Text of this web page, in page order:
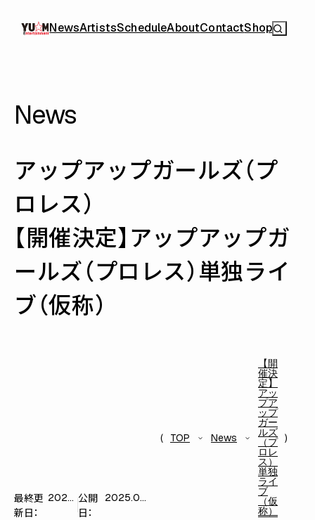
NewsArtistsScheduleAboutContactShop
News
アップアップガールズ（プ
ロレス）
【開催決定】アップアップガ
ールズ（プロレス）単独ライ
ブ（仮称）
最終更
新日：
2025.07.11 公開
日：
2025.06.30
TOP News
【開
催決
定】
アッ
プア
ップ
ガー
ルズ
（プ
ロレ
ス）
単独
ライ
ブ
（仮
称）